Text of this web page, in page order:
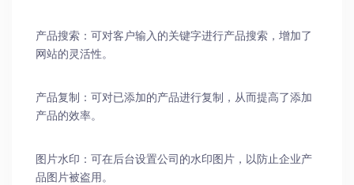
产品搜索：可对客户输入的关键字进行产品搜索，增加了
网站的灵活性。
产品复制：可对已添加的产品进行复制，从而提高了添加
产品的效率。
图片水印：可在后台设置公司的水印图片，以防止企业产
品图片被盗用。